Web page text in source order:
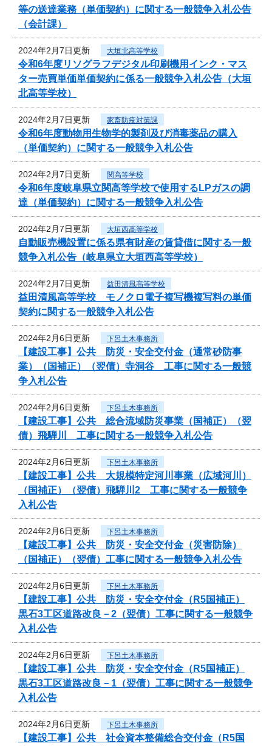
等の送達業務（単価契約）に関する一般競争入札公告
（会計課）
2024年2月7日更新 大垣北高等学校
令和6年度リソグラフデジタル印刷機用インク・マス
ター売買単価単価契約に係る一般競争入札公告（大垣
北高等学校）
2024年2月7日更新 家畜防疫対策課
令和6年度動物用生物学的製剤及び消毒薬品の購入
（単価契約）に関する一般競争入札公告
2024年2月7日更新 関高等学校
令和6年度岐阜県立関高等学校で使用するLPガスの調
達（単価契約）に関する一般競争入札公告
2024年2月7日更新 大垣西高等学校
自動販売機設置に係る県有財産の賃貸借に関する一般
競争入札公告（岐阜県立大垣西高等学校）
2024年2月7日更新 益田清風高等学校
益田清風高等学校 モノクロ電子複写機複写料の単価
契約に関する一般競争入札公告
2024年2月6日更新 下呂土木事務所
【建設工事】公共 防災・安全交付金（通常砂防事
業）（国補正）（翌債）寺洞谷 工事に関する一般競
争入札公告
2024年2月6日更新 下呂土木事務所
【建設工事】公共 総合流域防災事業（国補正）（翌
債）飛騨川 工事に関する一般競争入札公告
2024年2月6日更新 下呂土木事務所
【建設工事】公共 大規模特定河川事業（広域河川）
（国補正）（翌債）飛騨川2 工事に関する一般競争
入札公告
2024年2月6日更新 下呂土木事務所
【建設工事】公共 防災・安全交付金（災害防除）
（国補正）（翌債）工事に関する一般競争入札公告
2024年2月6日更新 下呂土木事務所
【建設工事】公共 防災・安全交付金（R5国補正）
黒石3工区道路改良－2（翌債）工事に関する一般競争
入札公告
2024年2月6日更新 下呂土木事務所
【建設工事】公共 防災・安全交付金（R5国補正）
黒石3工区道路改良－1（翌債）工事に関する一般競争
入札公告
2024年2月6日更新 下呂土木事務所
【建設工事】公共 社会資本整備総合交付金（R5国